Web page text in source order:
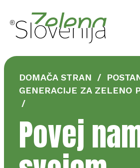
DOMAČA STRAN /
GENERACIJE ZA ZELENO
/
Povej